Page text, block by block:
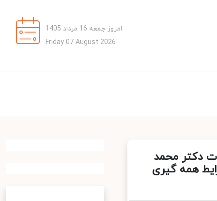
امروز جمعه 16 مرداد 1405
Friday 07 August 2026
دکتر محمد
همه گیری